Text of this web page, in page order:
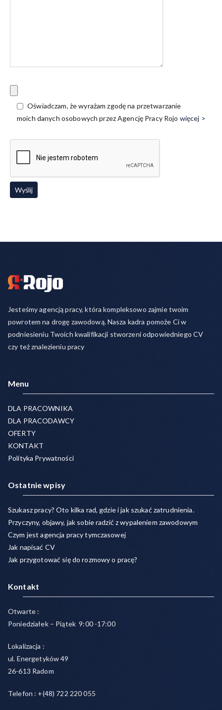
Oświadczam, że wyrażam zgodę na przetwarzanie
moich danych osobowych przez Agencję Pracy Rojo więcej >
Jesteśmy agencją pracy, która kompleksowo zajmie twoim
powrotem na drogę zawodową. Nasza kadra pomoże Ci w
podniesieniu Twoich kwalifikacji stworzeni odpowiedniego CV
czy też znalezieniu pracy
Menu
DLA PRACOWNIKA
DLA PRACODAWCY
OFERTY
KONTAKT
Polityka Prywatności
Ostatnie wpisy
Szukasz pracy? Oto kilka rad, gdzie i jak szukać zatrudnienia.
Przyczyny, objawy, jak sobie radzić z wypaleniem zawodowym
Czym jest agencja pracy tymczasowej
Jak napisać CV
Jak przygotować się do rozmowy o pracę?
Kontakt
Otwarte :
Poniedziałek – Piątek 9:00 -17:00
Lokalizacja :
ul. Energetyków 49
26-613 Radom
Telefon : +(48) 722 220 055